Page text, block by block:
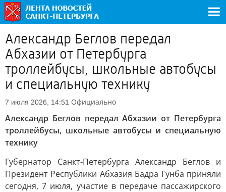
Александр Беглов передал
Абхазии от Петербурга
троллейбусы, школьные автобусы
и специальную технику
7 июля 2026, 14:51 Официально
Александр Беглов передал Абхазии от Петербурга
троллейбусы, школьные автобусы и специальную
технику
Губернатор Санкт-Петербурга Александр Беглов и
Президент Республики Абхазия Бадра Гунба приняли
сегодня, 7 июля, участие в передаче пассажирского